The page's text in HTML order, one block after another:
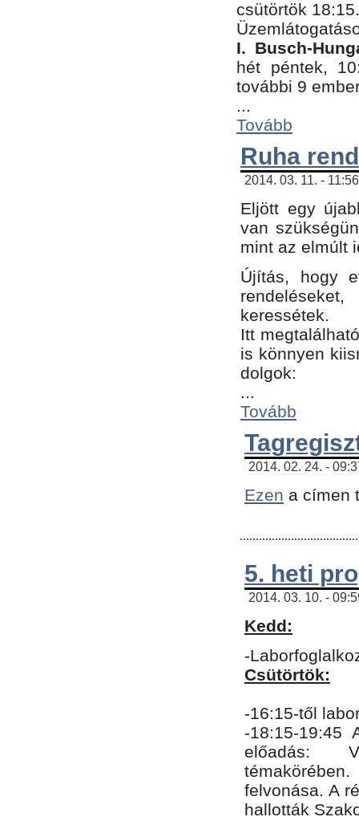
csütörtök 18:15.
I. Busch-
hét péntek,
további 9
...
Tovább
Ruha
2014. 03. 11. -
Eljött egy
van
mint az elmúlt
Újítás, hogy
keressétek.
Itt
is könnyen
dolgok:
...
Tovább
2014. 02. 24. -
Ezen a címen
5. heti
2014. 03. 10. -
Kedd:
-
Csütörtök:
-16:15-től
-18:15-19:45
előadás:
felvonása. A
hallották